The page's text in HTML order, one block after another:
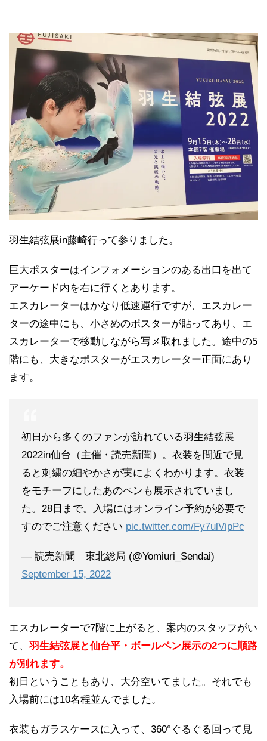
羽生結弦展in藤崎行って参りました。
巨大ポスターはインフォメーションのある出口を出て
アーケード内を右に行くとあります。
エスカレーターはかなり低速運行ですが、エスカレー
ターの途中にも、小さめのポスターが貼ってあり、エ
スカレーターで移動しながら写メ取れました。途中の5
階にも、大きなポスターがエスカレーター正面にあり
ます。
初日から多くのファンが訪れている羽生結弦展
2022in仙台（主催・読売新聞）。衣装を間近で見
ると刺繍の細やかさが実によくわかります。衣装
をモチーフにしたあのペンも展示されていまし
た。28日まで。入場にはオンライン予約が必要で
すのでご注意ください pic.twitter.com/Fy7ulVipPc
— 読売新聞 東北総局 (@Yomiuri_Sendai)
September 15, 2022
エスカレーターで7階に上がると、案内のスタッフがい
て、 羽生結弦展と仙台平・ボールペン展示の2つに順路
が別れます。
初日ということもあり、大分空いてました。それでも
入場前には10名程並んでました。
衣装もガラスケースに入って、360°ぐるぐる回って見